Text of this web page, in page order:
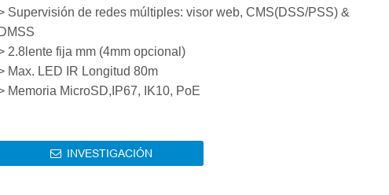
Supervisión de redes múltiples: visor web, CMS(DSS/PSS) &
DMSS
2.8lente fija mm (4mm opcional)
Max. LED IR Longitud 80m
Memoria MicroSD,IP67, IK10, PoE
 INVESTIGACIÓN